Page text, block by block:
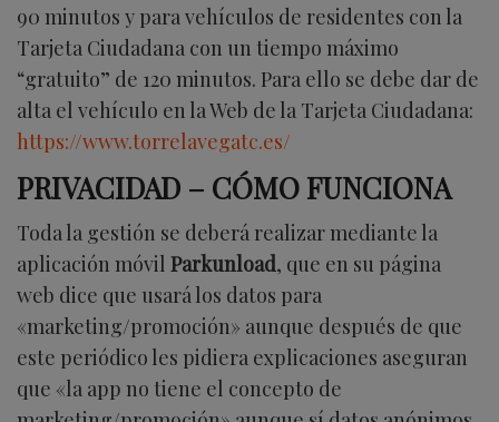
90 minutos y para vehículos de residentes con la
Tarjeta Ciudadana con un tiempo máximo
“gratuito” de 120 minutos. Para ello se debe dar de
alta el vehículo en la Web de la Tarjeta Ciudadana:
https://www.torrelavegatc.es/
PRIVACIDAD – CÓMO FUNCIONA
Toda la gestión se deberá realizar mediante la
aplicación móvil Parkunload, que en su página
web dice que usará los datos para
«marketing/promoción» aunque después de que
este periódico les pidiera explicaciones aseguran
que «la app no tiene el concepto de